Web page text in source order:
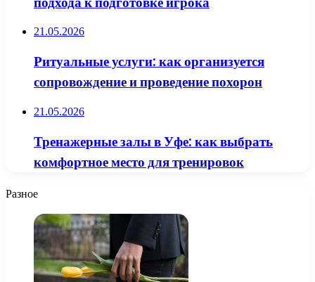
21.05.2026
Ритуальные услуги: как организуется
сопровождение и проведение похорон
21.05.2026
Тренажерные залы в Уфе: как выбрать
комфортное место для тренировок
Разное